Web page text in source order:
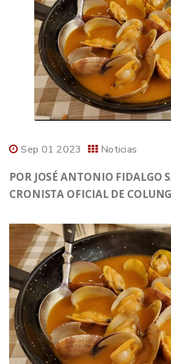
Sep 01 2023 Noticias
POR JOSÉ ANTONIO FIDALGO
CRONISTA OFICIAL DE